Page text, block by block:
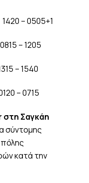
– 0505+1
– 1205
– 1540
– 0715
στη Σαγκάη
σύντομης
κατά την